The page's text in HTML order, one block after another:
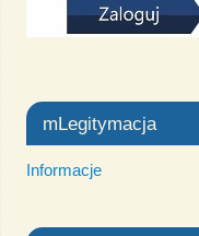
mLegitymacja
Informacje